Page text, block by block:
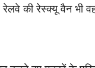
की रेस्क्यू वैन भी